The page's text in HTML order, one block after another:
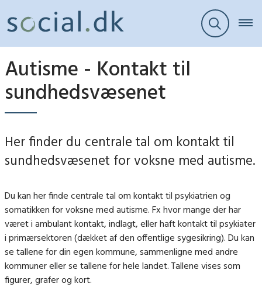
Autisme - Kontakt til
sundhedsvæsenet
Her finder du centrale tal om kontakt til
sundhedsvæsenet for voksne med autisme.
Du kan her finde centrale tal om kontakt til psykiatrien og
somatikken for voksne med autisme. Fx hvor mange der har
været i ambulant kontakt, indlagt, eller haft kontakt til psykiater
i primærsektoren (dækket af den offentlige sygesikring). Du kan
se tallene for din egen kommune, sammenligne med andre
kommuner eller se tallene for hele landet. Tallene vises som
figurer, grafer og kort.